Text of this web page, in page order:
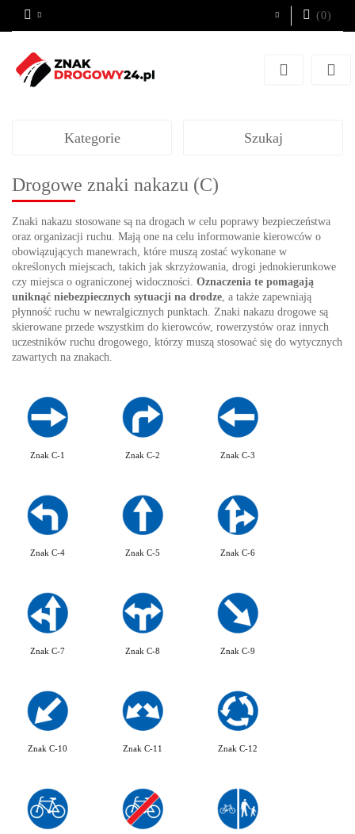
(0)
Kategorie Szukaj
Drogowe znaki nakazu (C)
Znaki nakazu stosowane są na drogach w celu poprawy bezpieczeństwa
oraz organizacji ruchu. Mają one na celu informowanie kierowców o
obowiązujących manewrach, które muszą zostać wykonane w
określonych miejscach, takich jak skrzyżowania, drogi jednokierunkowe
czy miejsca o ograniczonej widoczności. Oznaczenia te pomagają
uniknąć niebezpiecznych sytuacji na drodze, a także zapewniają
płynność ruchu w newralgicznych punktach. Znaki nakazu drogowe są
skierowane przede wszystkim do kierowców, rowerzystów oraz innych
uczestników ruchu drogowego, którzy muszą stosować się do wytycznych
zawartych na znakach.
Znak C-1 Znak C-2 Znak C-3
Znak C-4 Znak C-5 Znak C-6
Znak C-7 Znak C-8 Znak C-9
Znak C-10 Znak C-11 Znak C-12